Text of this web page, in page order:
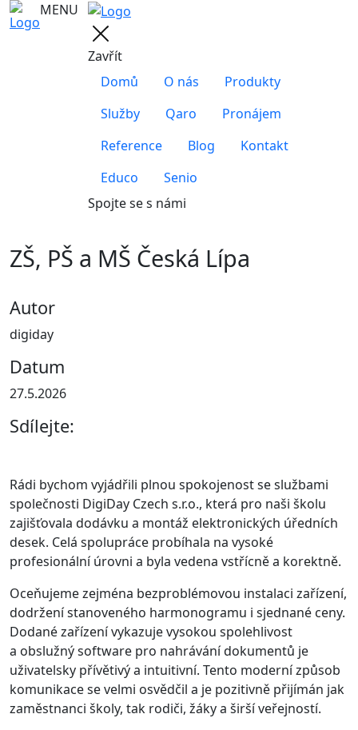
MENU
Zavřít
Domů
O nás
Produkty
Služby
Qaro
Pronájem
Reference
Blog
Kontakt
Educo
Senio
Spojte se s námi
ZŠ, PŠ a MŠ Česká Lípa
Autor
digiday
Datum
27.5.2026
Sdílejte:
Rádi bychom vyjádřili plnou spokojenost se službami
společnosti DigiDay Czech s.r.o., která pro naši školu
zajišťovala dodávku a montáž elektronických úředních
desek. Celá spolupráce probíhala na vysoké
profesionální úrovni a byla vedena vstřícně a korektně.
Oceňujeme zejména bezproblémovou instalaci zařízení,
dodržení stanoveného harmonogramu i sjednané ceny.
Dodané zařízení vykazuje vysokou spolehlivost
a obslužný software pro nahrávání dokumentů je
uživatelsky přívětivý a intuitivní. Tento moderní způsob
komunikace se velmi osvědčil a je pozitivně přijímán jak
zaměstnanci školy, tak rodiči, žáky a širší veřejností.